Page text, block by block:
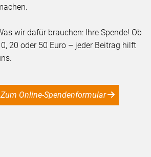
wir dafür brauchen: Ihre Spende! Ob
20 oder 50 Euro – jeder Beitrag hilft
Zum Online-Spendenformular